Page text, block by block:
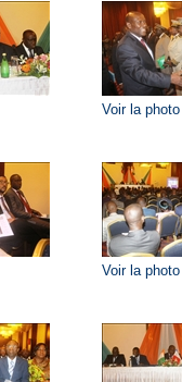
Voir la photo
Voir la photo